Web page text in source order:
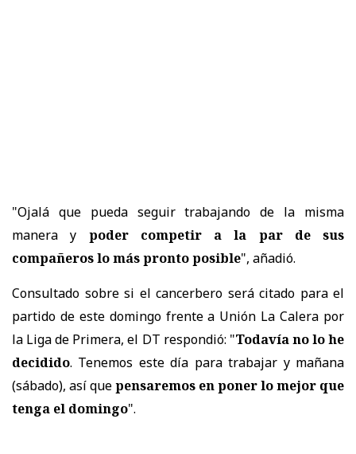
"Ojalá que pueda seguir trabajando de la misma
manera y poder competir a la par de sus
compañeros lo más pronto posible", añadió.
Consultado sobre si el cancerbero será citado para el
partido de este domingo frente a Unión La Calera por
la Liga de Primera, el DT respondió: "Todavía no lo he
decidido. Tenemos este día para trabajar y mañana
(sábado), así quepensaremos en poner lo mejor que
tenga el domingo".